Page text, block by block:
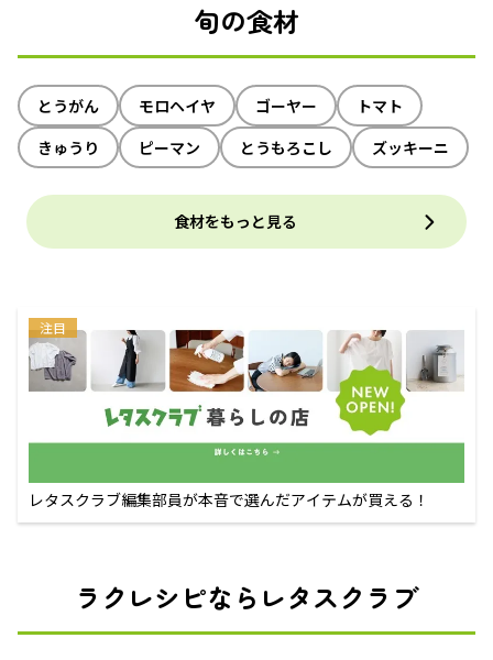
旬の食材
とうがん モロヘイヤ ゴーヤー
トマト
きゅうり
ピーマン とうもろこし ズッキーニ
食材をもっと見る
注目
レタスクラブ編集部員が本音で選んだアイテムが買える！
ラクレシピならレタスクラブ